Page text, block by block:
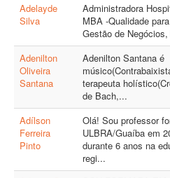
Adelayde
Silva
Administradora
MBA -Qualidade
Gestão de
Adenilton
Oliveira
Santana
Adenilton Santana é
terapeuta
de Bach,...
Adílson
Ferreira
Pinto
Olá! Sou professor
ULBRA/Guaíba em
durante 6 anos na
regi...